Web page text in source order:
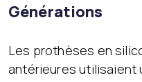
Générations
Les prothèses en
antérieures utilisaient